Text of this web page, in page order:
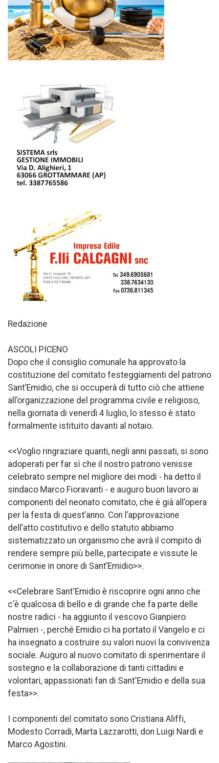
Redazione
ASCOLI PICENO
Dopo che il consiglio comunale ha approvato la
costituzione del comitato festeggiamenti del patrono
Sant’Emidio, che si occuperà di tutto ciò che attiene
all’organizzazione del programma civile e religioso,
nella giornata di venerdì 4 luglio, lo stesso è stato
formalmente istituito davanti al notaio.
<<Voglio ringraziare quanti, negli anni passati, si sono
adoperati per far sì che il nostro patrono venisse
celebrato sempre nel migliore dei modi - ha detto il
sindaco Marco Fioravanti - e auguro buon lavoro ai
componenti del neonato comitato, che è già all’opera
per la festa di quest’anno. Con l’approvazione
dell’atto costitutivo e dello statuto abbiamo
sistematizzato un organismo che avrà il compito di
rendere sempre più belle, partecipate e vissute le
cerimonie in onore di Sant’Emidio>>.
<<Celebrare Sant'Emidio è riscoprire ogni anno che
c'è qualcosa di bello e di grande che fa parte delle
nostre radici - ha aggiunto il vescovo Gianpiero
Palmieri -, perché Emidio ci ha portato il Vangelo e ci
ha insegnato a costruire su valori nuovi la convivenza
sociale. Auguro al nuovo comitato di sperimentare il
sostegno e la collaborazione di tanti cittadini e
volontari, appassionati fan di Sant'Emidio e della sua
festa>>.
I componenti del comitato sono Cristiana Aliffi,
Modesto Corradi, Marta Lazzarotti, don Luigi Nardi e
Marco Agostini.